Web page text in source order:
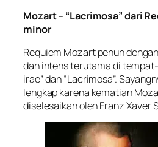
Mozart – “Lacrimosa” dari
minor
Requiem Mozart penuh
dan intens terutama di
irae” dan “Lacrimosa”.
lengkap karena kematian
diselesaikan oleh Franz Xaver